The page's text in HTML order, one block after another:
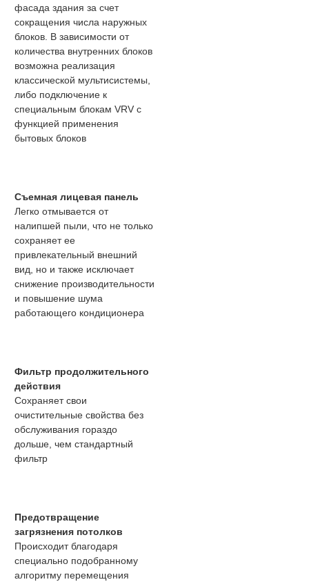
фасада здания за счет
сокращения числа наружных
блоков. В зависимости от
количества внутренних блоков
возможна реализация
классической мультисистемы,
либо подключение к
специальным блокам VRV с
функцией применения
бытовых блоков
Съемная лицевая панель
Легко отмывается от
налипшей пыли, что не только
сохраняет ее
привлекательный внешний
вид, но и также исключает
снижение производительности
и повышение шума
работающего кондиционера
Фильтр продолжительного
действия
Сохраняет свои
очистительные свойства без
обслуживания гораздо
дольше, чем стандартный
фильтр
Предотвращение
загрязнения потолков
Происходит благодаря
специально подобранному
алгоритму перемещения